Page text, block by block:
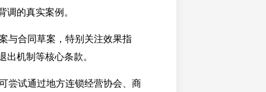
调的真实案例。
与合同草案，特别关注效果指
出机制等核心条款。
尝试通过地方连锁经营协会、商